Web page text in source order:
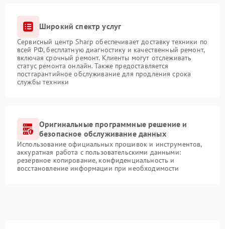
Широкий спектр услуг
Сервисный центр Sharp обеспечивает доставку техники по
всей РФ, бесплатную диагностику и качественный ремонт,
включая срочный ремонт. Клиенты могут отслеживать
статус ремонта онлайн. Также предоставляется
постгарантийное обслуживание для продления срока
службы техники
Оригинальные программные решение и
безопасное обслуживание данных
Использование официальных прошивок и инструментов,
аккуратная работа с пользовательскими данными:
резервное копирование, конфиденциальность и
восстановление информации при необходимости